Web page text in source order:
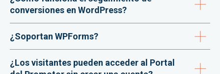
conversiones en WordPress?
¿Soportan WPForms?
¿Los visitantes pueden acceder al Portal